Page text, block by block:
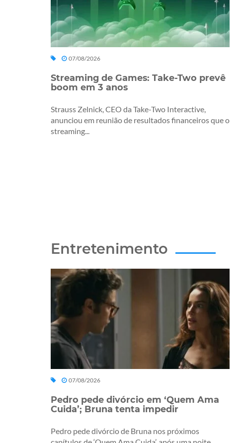
07/08/2026
Streaming de Games: Take-Two prevê
boom em 3 anos
Strauss Zelnick, CEO da Take-Two Interactive,
anunciou em reunião de resultados financeiros que o
streaming...
Entretenimento
07/08/2026
Pedro pede divórcio em ‘Quem Ama
Cuida’; Bruna tenta impedir
Pedro pede divórcio de Bruna nos próximos